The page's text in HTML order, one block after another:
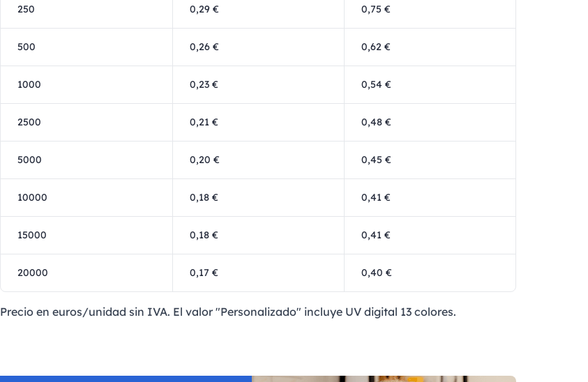
250 0,29 € 0,75 €
500 0,26 € 0,62 €
1000 0,23 € 0,54 €
2500 0,21 € 0,48 €
5000 0,20 € 0,45 €
10000 0,18 € 0,41 €
15000 0,18 € 0,41 €
20000 0,17 € 0,40 €
Precio en euros/unidad sin IVA. El valor "Personalizado" incluye UV digital 13 colores.